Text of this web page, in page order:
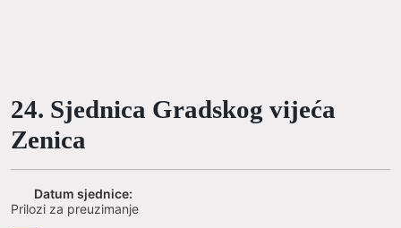
24. Sjednica Gradskog vijeća
Zenica
Prilozi za preuzimanje
Datum sjednice: